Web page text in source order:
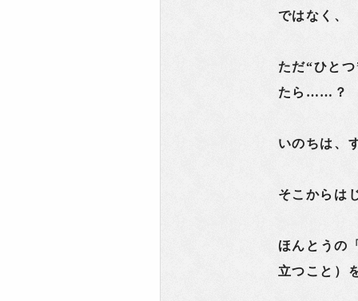
ではなく、
ただ“ひと
たら……？
いのちは、
そこからは
ほんとうの
立つこと）